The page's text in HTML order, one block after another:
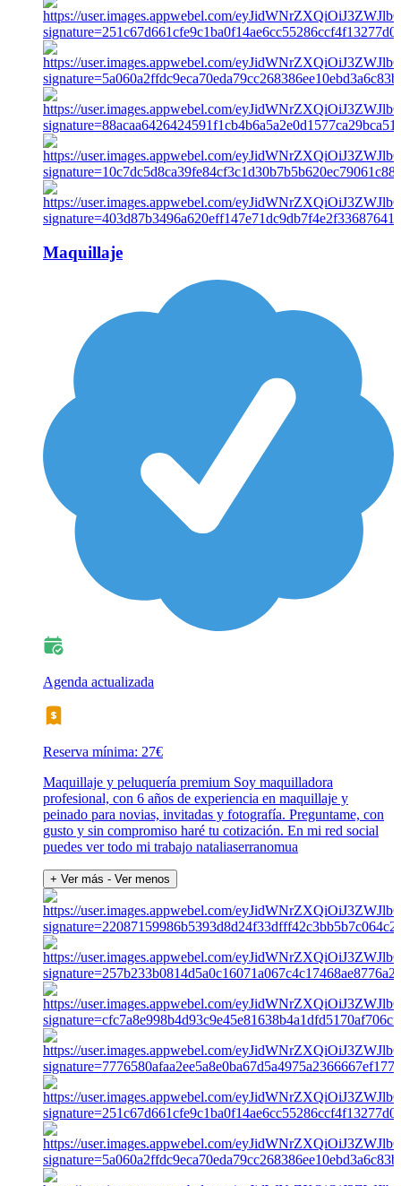
Maquillaje
Agenda actualizada
Reserva mínima: 27€
Maquillaje y peluquería premium Soy maquilladora
profesional, con 6 años de experiencia en maquillaje y
peinado para novias, invitadas y fotografía. Preguntame, con
gusto y sin compromiso haré tu cotización. En mi red social
puedes ver todo mi trabajo nataliaserranomua
+ Ver más - Ver menos